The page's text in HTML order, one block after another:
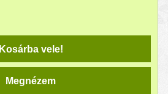
Kosárba vele!
Megnézem